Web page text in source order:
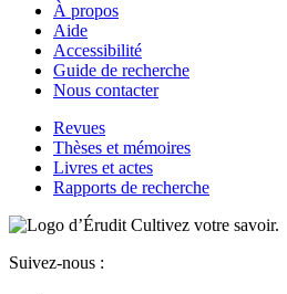
À propos
Aide
Accessibilité
Guide de recherche
Nous contacter
Revues
Thèses et mémoires
Livres et actes
Rapports de recherche
Cultivez votre savoir.
Suivez-nous :